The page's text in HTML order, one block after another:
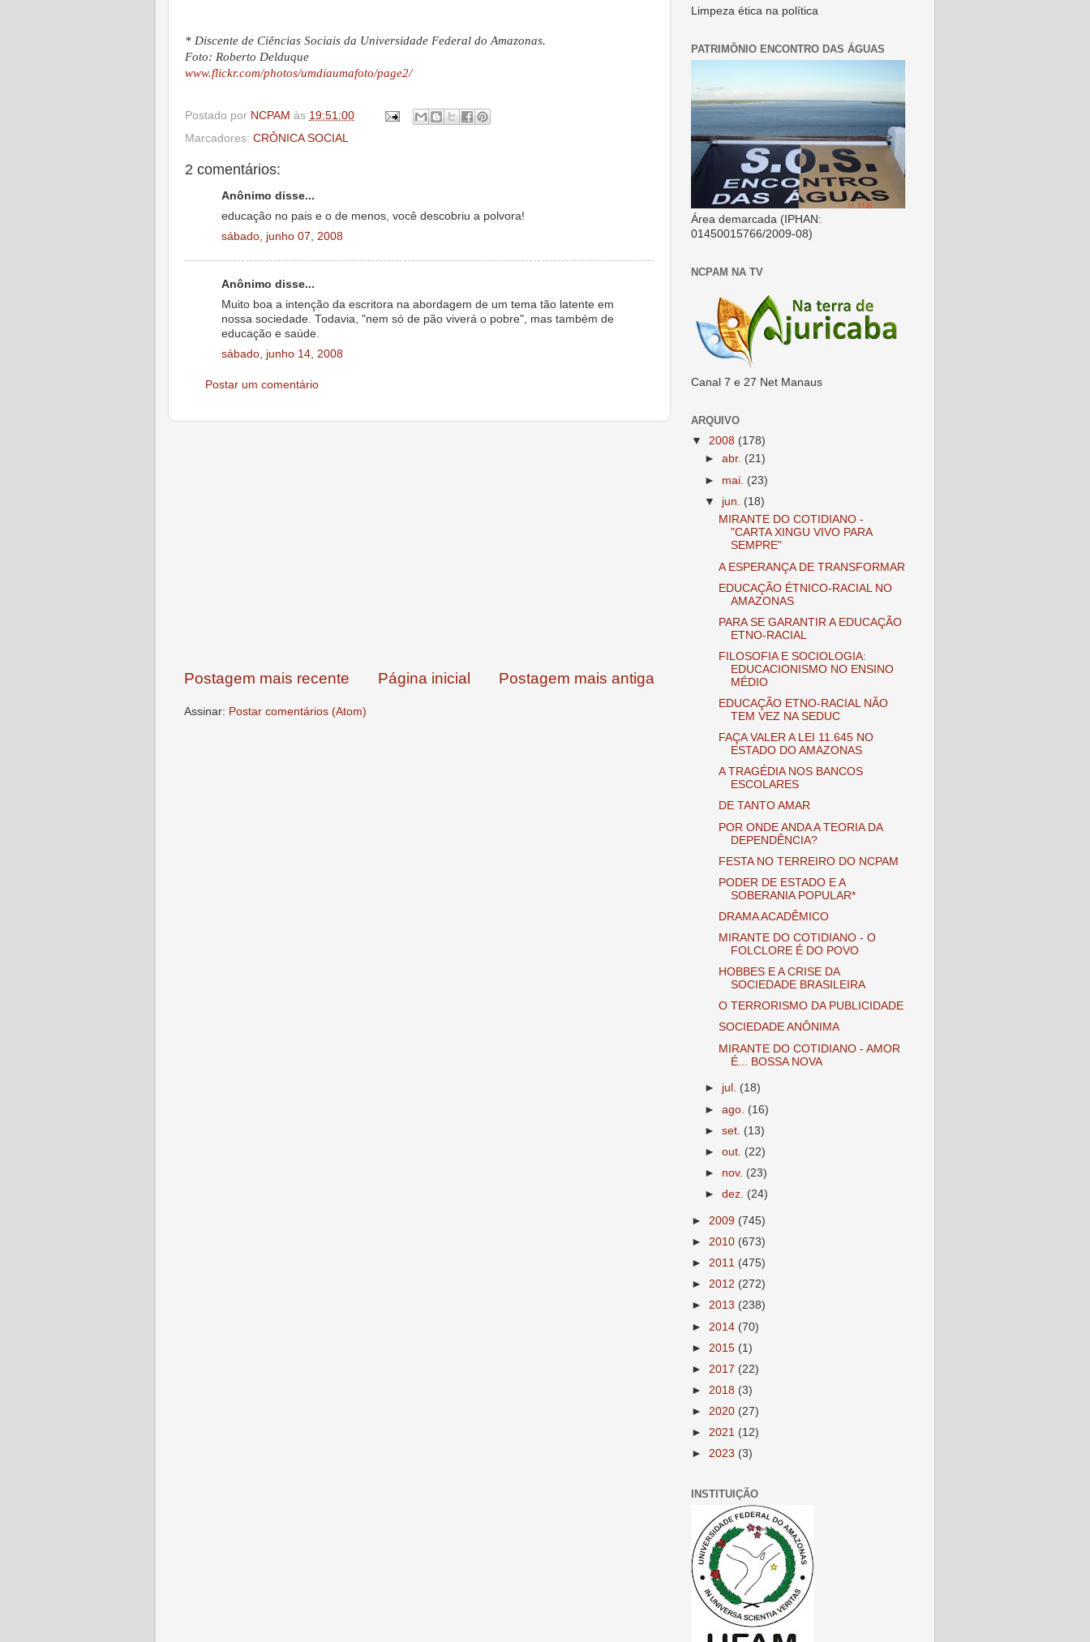
* Discente de Ciências Sociais da Universidade Federal do Amazonas.
Foto: Roberto Delduque
www.flickr.com/photos/umdiaumafoto/page2/
Postado por NCPAM às 19:51:00
Marcadores: CRÔNICA SOCIAL
2 comentários:
Anônimo disse...
educação no pais e o de menos, você descobriu a polvora!
sábado, junho 07, 2008
Anônimo disse...
Muito boa a intenção da escritora na abordagem de um tema tão latente em
nossa sociedade. Todavia, "nem só de pão viverá o pobre", mas também de
educação e saúde.
sábado, junho 14, 2008
Postar um comentário
Postagem mais recente Postagem mais antiga
Página inicial
Assinar: Postar comentários (Atom)
Limpeza ética na política
PATRIMÔNIO ENCONTRO DAS ÁGUAS
Área demarcada (IPHAN:
01450015766/2009-08)
NCPAM NA TV
Canal 7 e 27 Net Manaus
ARQUIVO
▼ 2008 (178)
►abr. (21)
► mai. (23)
▼ jun. (18)
MIRANTE DO COTIDIANO -
"CARTA XINGU VIVO PARA
SEMPRE"
A ESPERANÇA DE TRANSFORMAR
EDUCAÇÃO ÉTNICO-RACIAL NO
AMAZONAS
PARA SE GARANTIR A EDUCAÇÃO
ETNO-RACIAL
FILOSOFIA E SOCIOLOGIA:
EDUCACIONISMO NO ENSINO
MÉDIO
EDUCAÇÃO ETNO-RACIAL NÃO
TEM VEZ NA SEDUC
FAÇA VALER A LEI 11.645 NO
ESTADO DO AMAZONAS
A TRAGÉDIA NOS BANCOS
ESCOLARES
DE TANTO AMAR
POR ONDE ANDA A TEORIA DA
DEPENDÊNCIA?
FESTA NO TERREIRO DO NCPAM
PODER DE ESTADO E A
SOBERANIA POPULAR*
DRAMA ACADÊMICO
MIRANTE DO COTIDIANO - O
FOLCLORE É DO POVO
HOBBES E A CRISE DA
SOCIEDADE BRASILEIRA
O TERRORISMO DA PUBLICIDADE
SOCIEDADE ANÔNIMA
MIRANTE DO COTIDIANO - AMOR
É... BOSSA NOVA
► jul. (18)
►ago. (16)
►set. (13)
►out. (22)
► nov. (23)
►dez. (24)
► 2009 (745)
► 2010 (673)
► 2011 (475)
► 2012 (272)
► 2013 (238)
► 2014 (70)
► 2015 (1)
► 2017 (22)
► 2018 (3)
► 2020 (27)
► 2021 (12)
► 2023 (3)
INSTITUIÇÃO